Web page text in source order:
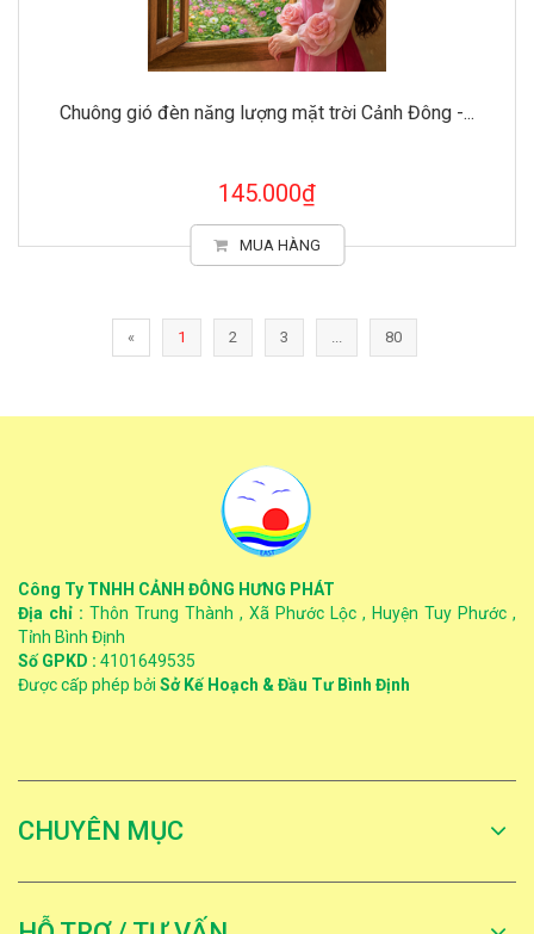
Chuông gió đèn năng lượng mặt trời Cảnh Đông -...
145.000₫
MUA HÀNG
« 1 2 3 ... 80
Công Ty TNHH CẢNH ĐÔNG HƯNG PHÁT
Địa chỉ : Thôn Trung Thành , Xã Phước Lộc , Huyện Tuy Phước ,
Tỉnh Bình Định
Số GPKD : 4101649535
Được cấp phép bởi Sở Kế Hoạch & Đầu Tư Bình Định
CHUYÊN MỤC